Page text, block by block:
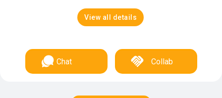
View all details
Chat Collab